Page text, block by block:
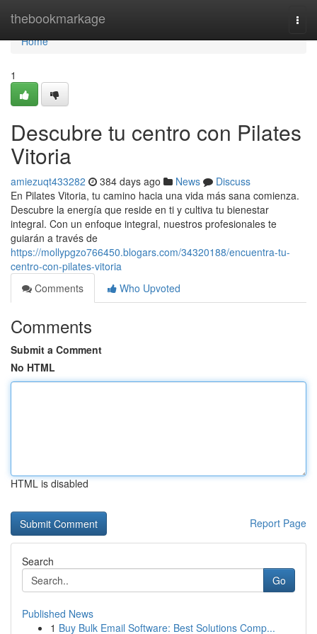
thebookmarkage
Home
Home
1
Descubre tu centro con Pilates
Vitoria
amiezuqt433282 384 days ago News
Discuss
En Pilates Vitoria, tu camino hacia una vida más sana comienza.
Descubre la energía que reside en ti y cultiva tu bienestar
integral. Con un enfoque integral, nuestros profesionales te
guiarán a través de
https://mollypgzo766450.blogars.com/34320188/encuentra-tu-
centro-con-pilates-vitoria
Comments
Who Upvoted
Comments
Submit a Comment
No HTML
HTML is disabled
Report Page
Search
Go
Published News
1 Buy Bulk Email Software: Best Solutions Comp...